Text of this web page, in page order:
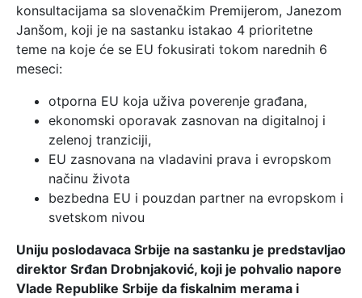
konsultacijama sa slovenačkim Premijerom, Janezom
Janšom, koji je na sastanku istakao 4 prioritetne
teme na koje će se EU fokusirati tokom narednih 6
meseci:
otporna EU koja uživa poverenje građana,
ekonomski oporavak zasnovan na digitalnoj i
zelenoj tranziciji,
EU zasnovana na vladavini prava i evropskom
načinu života
bezbedna EU i pouzdan partner na evropskom i
svetskom nivou
Uniju poslodavaca Srbije na sastanku je predstavljao
direktor Srđan Drobnjaković, koji je pohvalio napore
Vlade Republike Srbije da fiskalnim merama i